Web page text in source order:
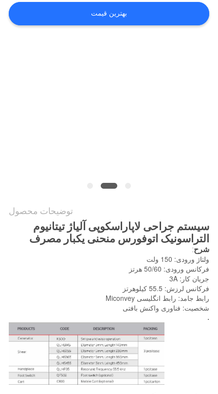
نقشه
سایت
بهترین قیمت
توضیحات محصول
سیستم جراحی لاپاراسکوپی آلیاژ تیتانیوم
التراسونیک اتوفورس منحنی یکبار مصرف
شرح:
ولتاژ ورودی: 150 ولت
فرکانس ورودی: 50/60 هرتز
جریان کار: 3A
فرکانس لرزش: 55.5 کیلوهرتز
رابط جامد: رابط انگلیسی Miconvey
شخصیت: فناوری واکنش بافتی
.